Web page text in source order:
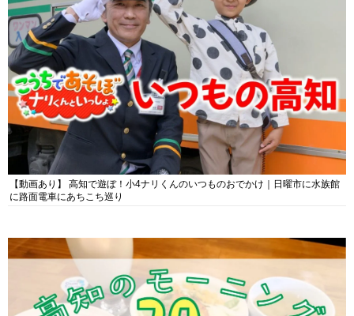
【動画あり】 高知で遊ぼ！小4ナリくんのいつものおでかけ｜日曜市に水族館
に路面電車にあちこち巡り